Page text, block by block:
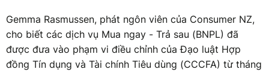
Gemma Rasmussen, phát ngôn viên của Consumer NZ,
cho biết các dịch vụ Mua ngay - Trả sau (BNPL) đã
được đưa vào phạm vi điều chỉnh của Đạo luật Hợp
đồng Tín dụng và Tài chính Tiêu dùng (CCCFA) từ tháng